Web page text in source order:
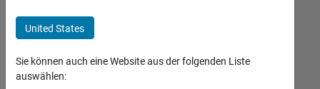
Ausgewählte
speichern
United States
Sie können auch eine Website aus der folgenden Liste
auswählen: